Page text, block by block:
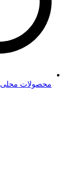
محصولات محلی